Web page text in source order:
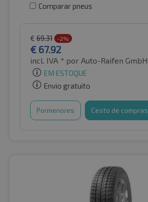
Comparar pneus
€ 69.31 -2%
€ 67.92
incl. IVA * por Auto-Raifen GmbH
EM ESTOQUE
Envio gratuito
Pormenores Cesto de compras